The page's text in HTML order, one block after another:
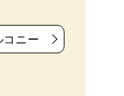
ニー